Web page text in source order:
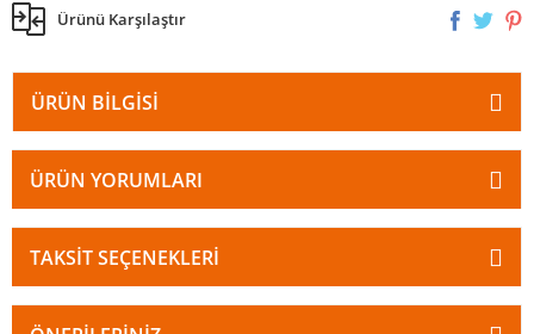
Ürünü Karşılaştır
ÜRÜN BILGISI
ÜRÜN YORUMLARI
TAKSIT SEÇENEKLERI